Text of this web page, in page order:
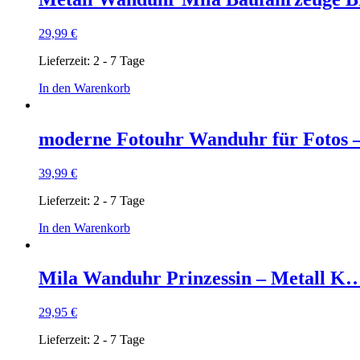
29,99 €
Lieferzeit: 2 - 7 Tage
In den Warenkorb
moderne Fotouhr Wanduhr für Fotos
39,99 €
Lieferzeit: 2 - 7 Tage
In den Warenkorb
Mila Wanduhr Prinzessin – Metall
29,95 €
Lieferzeit: 2 - 7 Tage